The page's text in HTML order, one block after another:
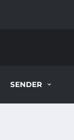
SENDER